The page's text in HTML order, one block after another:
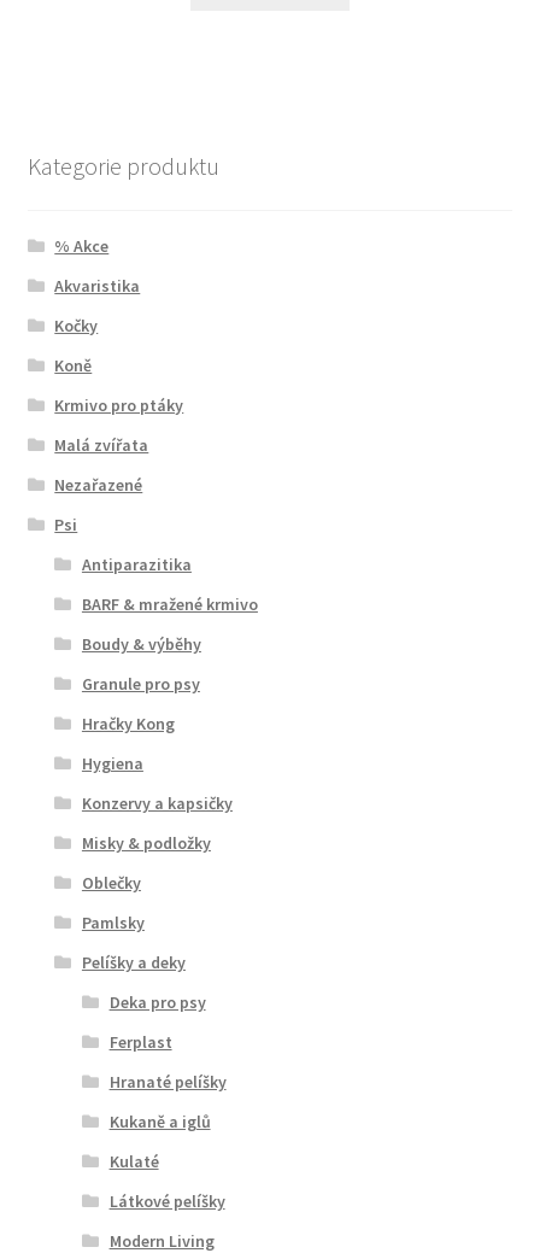
Kategorie produktu
% Akce
Akvaristika
Kočky
Koně
Krmivo pro ptáky
Malá zvířata
Nezařazené
Psi
Antiparazitika
BARF & mražené krmivo
Boudy & výběhy
Granule pro psy
Hračky Kong
Hygiena
Konzervy a kapsičky
Misky & podložky
Oblečky
Pamlsky
Pelíšky a deky
Deka pro psy
Ferplast
Hranaté pelíšky
Kukaně a iglů
Kulaté
Látkové pelíšky
Modern Living